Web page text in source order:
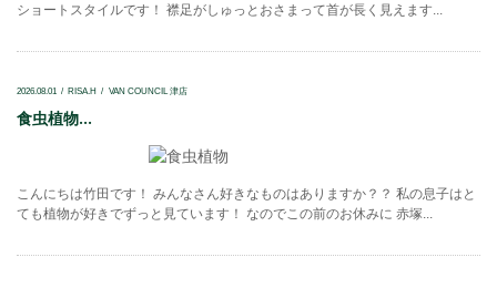
ショートスタイルです！ 襟足がしゅっとおさまって首が長く見えます...
2026.08.01 RISA.H VAN COUNCIL 津店
食虫植物...
こんにちは竹田です！ みんなさん好きなものはありますか？？ 私の息子はと
ても植物が好きでずっと見ています！ なのでこの前のお休みに 赤塚...